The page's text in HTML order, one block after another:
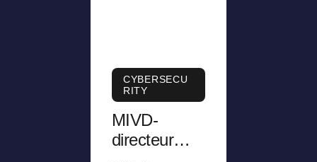
CYBERSECU
RITY
MIVD-
directeur